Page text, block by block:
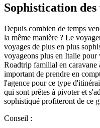
Sophistication des
Depuis combien de temps
la même manière ? Le
voyages de plus en plus
voyageons plus en Italie
Roadtrip familial en caravane
important de prendre en
l'agence pour ce type
qui sont prêtes à pivoter et
sophistiqué profiteront de ce
Conseil :